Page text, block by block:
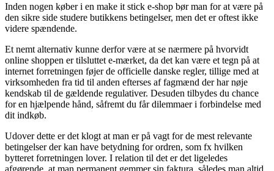
Inden nogen køber i en make it stick e-shop bør man for at være på
den sikre side studere butikkens betingelser, men det er oftest ikke
videre spændende.
Et nemt alternativ kunne derfor være at se nærmere på hvorvidt
online shoppen er tilsluttet e-mærket, da det kan være et tegn på at
internet forretningen føjer de officielle danske regler, tillige med at
virksomheden fra tid til anden efterses af fagmænd der har nøje
kendskab til de gældende regulativer. Desuden tilbydes du chance
for en hjælpende hånd, såfremt du får dilemmaer i forbindelse med
dit indkøb.
Udover dette er det klogt at man er på vagt for de mest relevante
betingelser der kan have betydning for ordren, som fx hvilken
bytteret forretningen lover. I relation til det er det ligeledes
afgørende, at man permanent gemmer sin faktura, således man altid